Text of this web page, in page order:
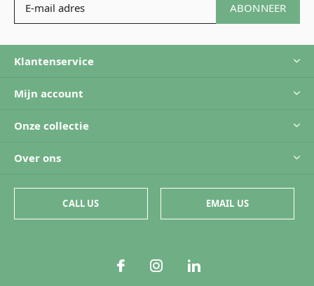
ABONNEER
Klantenservice
Mijn account
Onze collectie
Over ons
CALL US EMAIL US